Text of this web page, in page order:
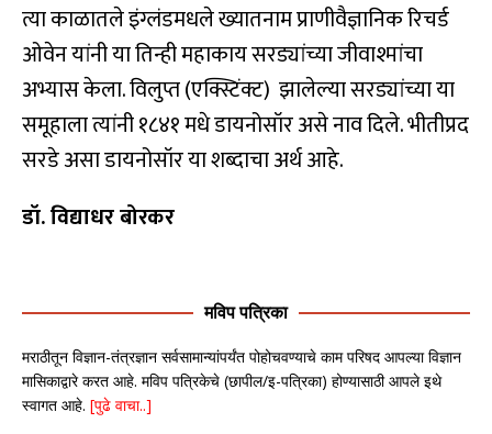
त्या काळातले इंग्लंडमधले ख्यातनाम प्राणीवैज्ञानिक रिचर्ड
ओवेन यांनी या तिन्ही महाकाय सरड्यांच्या जीवाश्मांचा
अभ्यास केला. विलुप्त (एक्स्टिंक्ट) झालेल्या सरड्यांच्या या
समूहाला त्यांनी १८४१ मधे डायनोसॉर असे नाव दिले. भीतीप्रद
सरडे असा डायनोसॉर या शब्दाचा अर्थ आहे.
डॉ. विद्याधर बोरकर
मविप पत्रिका
मराठीतून विज्ञान-तंत्रज्ञान सर्वसामान्यांपर्यंत पोहोचवण्याचे काम परिषद आपल्या विज्ञान
मासिकाद्वारे करत आहे. मविप पत्रिकेचे (छापील/इ-पत्रिका) होण्यासाठी आपले इथे
स्वागत आहे. [पुढे वाचा..]